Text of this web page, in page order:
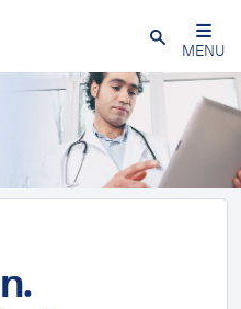
Schließen
MENU